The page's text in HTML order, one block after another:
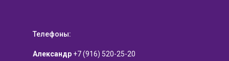
Телефоны:
Александр +7 (916) 520-25-20